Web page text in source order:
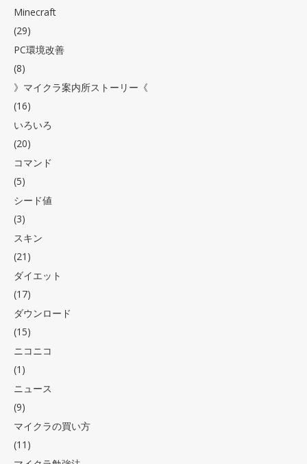
Minecraft
(29)
PC環境改善
(8)
》マイクラ案内所ストーリー《
(16)
いろいろ
(20)
コマンド
(5)
シード値
(3)
スキン
(21)
ダイエット
(17)
ダウンロード
(15)
ニコニコ
(1)
ニュース
(9)
マイクラの買い方
(11)